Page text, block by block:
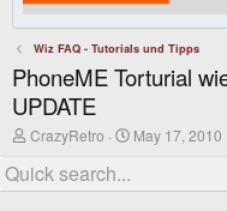
Wiz FAQ - Tutorials und Tipps
PhoneME Torturial
UPDATE
T
r
e
CrazyRetro
S
r
May 17, 2010